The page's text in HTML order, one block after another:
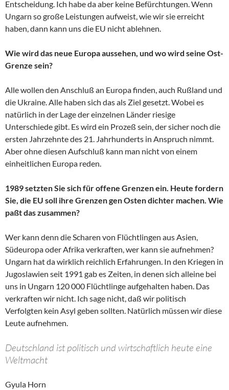
Entscheidung. Ich habe da aber keine Befürchtungen. Wenn
Ungarn so große Leistungen aufweist, wie wir sie erreicht
haben, dann kann uns die EU nicht ablehnen.
Wie wird das neue Europa aussehen, und wo wird seine Ost-
Grenze sein?
Alle wollen den Anschluß an Europa finden, auch Rußland und
die Ukraine. Alle haben sich das als Ziel gesetzt. Wobei es
natürlich in der Lage der einzelnen Länder riesige
Unterschiede gibt. Es wird ein Prozeß sein, der sicher noch die
ersten Jahrzehnte des 21. Jahrhunderts in Anspruch nimmt.
Aber ohne diesen Aufschluß kann man nicht von einem
einheitlichen Europa reden.
1989 setzten Sie sich für offene Grenzen ein. Heute fordern
Sie, die EU soll ihre Grenzen gen Osten dichter machen. Wie
paßt das zusammen?
Wer kann denn die Scharen von Flüchtlingen aus Asien,
Südeuropa oder Afrika verkraften, wer kann sie aufnehmen?
Ungarn hat da wirklich reichlich Erfahrungen. In den Kriegen in
Jugoslawien seit 1991 gab es Zeiten, in denen sich alleine bei
uns in Ungarn 120 000 Flüchtlinge aufgehalten haben. Das
verkraften wir nicht. Ich sage nicht, daß wir politisch
Verfolgten kein Asyl geben sollten. Natürlich müssen wir diese
Leute aufnehmen.
Deutschland ist politisch und wirtschaftlich heute eine
Weltmacht
Gyula Horn